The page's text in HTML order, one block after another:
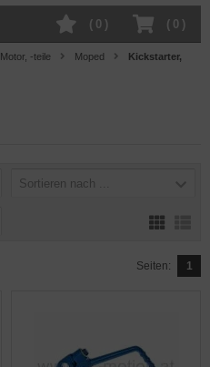
( 0 )
( 0 )
Motor, -teile Moped
Kickstarter,
Sortieren nach ...
Seiten: 1